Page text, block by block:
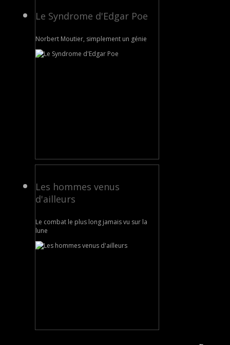
Le Syndrome d'Edgar Poe
Norbert Moutier, simplement un génie
Les hommes venus
d'ailleurs
Le combat le plus long jamais vu sur la
lune
←